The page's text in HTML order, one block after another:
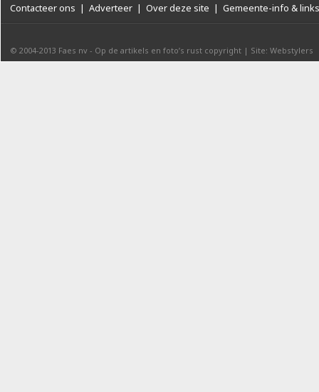
Contacteer ons | Adverteer | Over deze site | Gemeente-info & links
© 2004-2013 Faes nv - Op de artikels en foto’s rust copyright | Site: Webstylers